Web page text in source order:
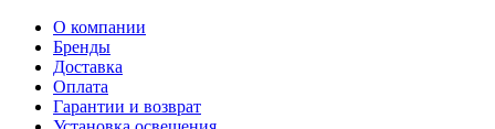
О компании
Бренды
Доставка
Оплата
Гарантии и возврат